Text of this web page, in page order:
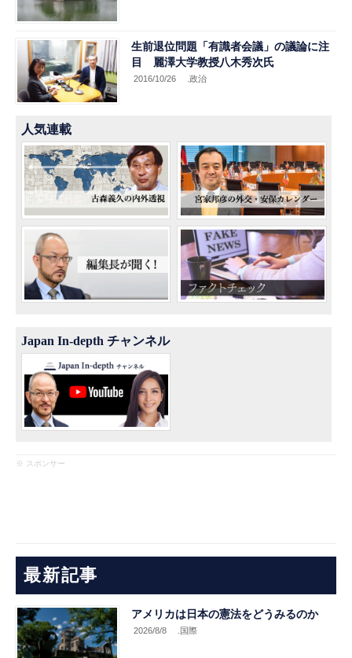
生前退位問題「有識者会議」の議論に注
目 麗澤大学教授八木秀次氏
2016/10/26 .政治
人気連載
Japan In-depth チャンネル
※ スポンサー
最新記事
アメリカは日本の憲法をどうみるのか
2026/8/8 .国際